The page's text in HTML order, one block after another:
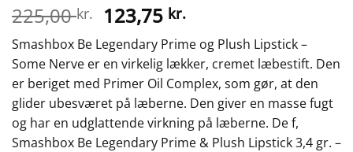
225,00kr. Den
oprindelige
pris
var:
225,00 kr..
123,75 kr.Den
aktuelle
pris
er:
123,75 kr..
Smashbox Be Legendary Prime og Plush Lipstick –
Some Nerve er en virkelig lækker, cremet læbestift. Den
er beriget med Primer Oil Complex, som gør, at den
glider ubesværet på læberne. Den giver en masse fugt
og har en udglattende virkning på læberne. De f,
Smashbox Be Legendary Prime & Plush Lipstick 3,4 gr. –